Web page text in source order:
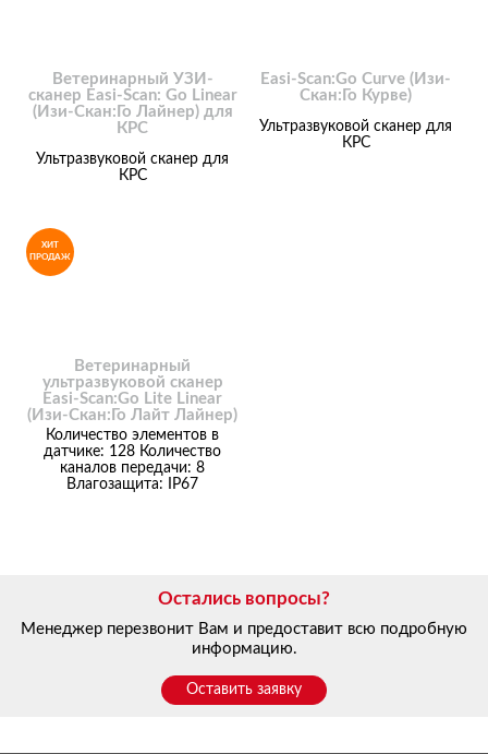
Ветеринарный УЗИ-
сканер Easi-Scan: Go Linear
(Изи-Скан:Го Лайнер) для
КРС
Ультразвуковой сканер для
КРС
Easi-Scan:Go Curve (Изи-
Скан:Го Курве)
Ультразвуковой сканер для
КРС
ХИТ
ПРОДАЖ
Ветеринарный
ультразвуковой сканер
Easi-Scan:Go Lite Linear
(Изи-Скан:Го Лайт Лайнер)
Количество элементов в
датчике: 128 Количество
каналов передачи: 8
Влагозащита: IP67
Остались вопросы?
Менеджер перезвонит Вам и предоставит всю подробную
информацию.
Оставить заявку